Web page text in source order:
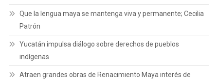
Que la lengua maya se mantenga viva y permanente; Cecilia
Patrón
Yucatán impulsa diálogo sobre derechos de pueblos
indígenas
Atraen grandes obras de Renacimiento Maya interés de